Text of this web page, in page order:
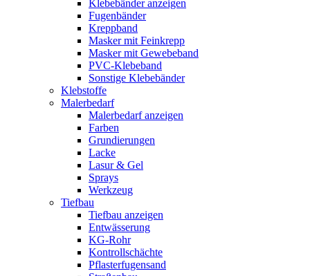
Klebebänder anzeigen
Fugenbänder
Kreppband
Masker mit Feinkrepp
Masker mit Gewebeband
PVC-Klebeband
Sonstige Klebebänder
Klebstoffe
Malerbedarf
Malerbedarf anzeigen
Farben
Grundierungen
Lacke
Lasur & Gel
Sprays
Werkzeug
Tiefbau
Tiefbau anzeigen
Entwässerung
KG-Rohr
Kontrollschächte
Pflasterfugensand